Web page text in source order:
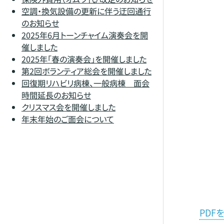
PDF
空調・換気設備の更新に伴う迂回通行
のお知らせ
2025年6月トーンチャイム演奏会を開
催しました
2025年「春の演奏会」を開催しました
第2回ボランティア総会を開催しました
回復期リハビリ病棟、一般病棟 面会
時間延長のお知らせ
クリスマス会を開催しました
年末年始のご面会について